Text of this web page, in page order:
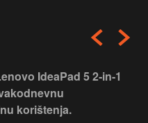
IdeaPad 5 2‑in‑1
korištenja.